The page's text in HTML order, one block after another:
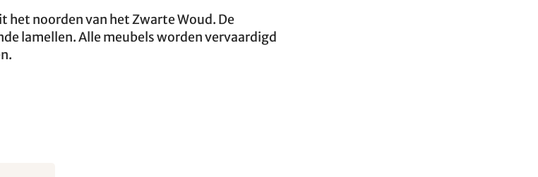
het noorden van het Zwarte Woud. De
lamellen. Alle meubels worden vervaardigd